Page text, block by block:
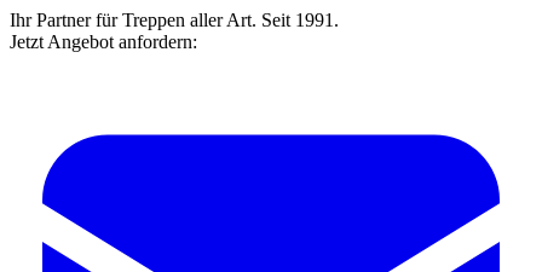
Ihr Partner für Treppen aller Art. Seit 1991.
Jetzt Angebot anfordern: